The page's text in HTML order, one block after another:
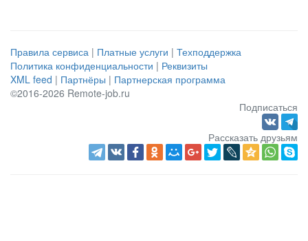
Правила сервиса | Платные услуги | Техподдержка
Политика конфиденциальности | Реквизиты
XML feed | Партнёры | Партнерская программа
©2016-2026 Remote-job.ru
Подписаться
Рассказать друзьям